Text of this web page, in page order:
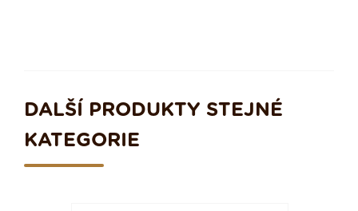
DALŠÍ PRODUKTY STEJNÉ
KATEGORIE